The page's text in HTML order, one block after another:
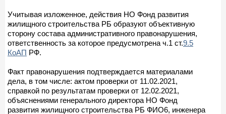
Учитывая изложенное, действия НО Фонд развития
жилищного строительства РБ образуют объективную
сторону состава административного правонарушения,
ответственность за которое предусмотрена ч.1 ст.9.5
КоАП РФ.
Факт правонарушения подтверждается материалами
дела, в том числе: актом проверки от 11.02.2021,
справкой по результатам проверки от 12.02.2021,
объяснениями генерального директора НО Фонд
развития жилищного строительства РБ ФИО6, инженера